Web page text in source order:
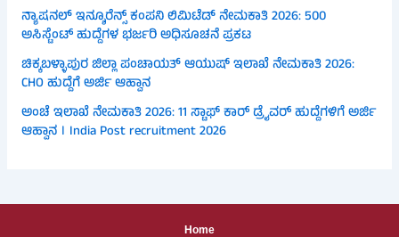
ನ್ಯಾಷನಲ್ ಇನ್ಶೂರೆನ್ಸ್ ಕಂಪನಿ ಲಿಮಿಟೆಡ್ ನೇಮಕಾತಿ 2026: 500
ಅಸಿಸ್ಟೆಂಟ್ ಹುದ್ದೆಗಳ ಭರ್ಜರಿ ಅಧಿಸೂಚನೆ ಪ್ರಕಟ
ಚಿಕ್ಕಬಳ್ಳಾಪುರ ಜಿಲ್ಲಾ ಪಂಚಾಯತ್ ಆಯುಷ್ ಇಲಾಖೆ ನೇಮಕಾತಿ 2026:
CHO ಹುದ್ದೆಗೆ ಅರ್ಜಿ ಆಹ್ವಾನ
ಅಂಚೆ ಇಲಾಖೆ ನೇಮಕಾತಿ 2026: 11 ಸ್ಟಾಫ್ ಕಾರ್ ಡ್ರೈವರ್ ಹುದ್ದೆಗಳಿಗೆ ಅರ್ಜಿ
ಆಹ್ವಾನ । India Post recruitment 2026
Home